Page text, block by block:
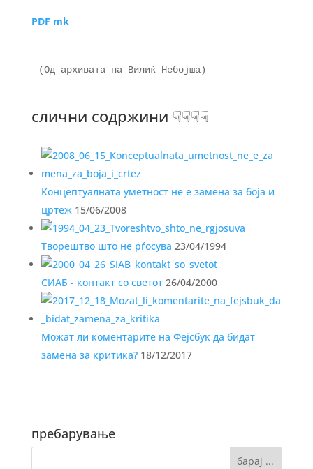
PDF mk
(Од архивата на Вилиќ Небојша)
слични содржини ☟☟☟☟
Концептуалната уметност не е замена за боја и
цртеж15/06/2008
Творештво што не рѓосува 23/04/1994
СИАБ - контакт со светот26/04/2000
Можат ли коментарите на Фејсбук да бидат
замена за критика?18/12/2017
пребарување